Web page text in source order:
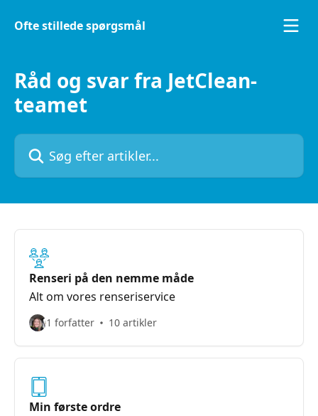
Ofte stillede spørgsmål
Råd og svar fra JetClean-
teamet
Søg efter artikler...
Renseri på den nemme måde
Alt om vores renseriservice
1 forfatter 10 artikler
Min første ordre